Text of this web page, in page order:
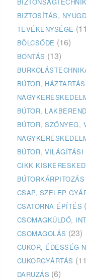
BIZTOSÍTÁS,
TEVÉKENYSÉGE
BÖLCSŐDE (16)
BONTÁS (13)
BÚTOR,
BÚTOR,
BÚTOR, SZŐNYEG,
BÚTOR,
CIKK
BÚTORKÁRPITOZÁS
CSAP, SZELEP
CSATORNA ÉPÍTÉS
CSOMAGKÜLDŐ,
CSOMAGOLÁS (23)
CUKOR, ÉDESSÉG
CUKORGYÁRTÁS
DARUZÁS (6)